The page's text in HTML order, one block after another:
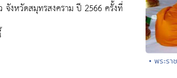
งหวัดสมุทรสงคราม ปี 2566 ครั้งที่
• พระร